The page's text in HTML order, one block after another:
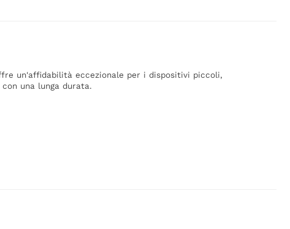
un'affidabilità eccezionale per i dispositivi piccoli,
una lunga durata.